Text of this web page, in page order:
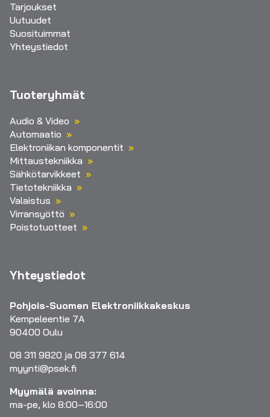
Tarjoukset
Uutuudet
Suosituimmat
Yhteystiedot
Tuoteryhmät
Audio & Video
Automaatio
Elektroniikan komponentit
Mittaustekniikka
Sähkötarvikkeet
Tietotekniikka
Valaistus
Virransyöttö
Poistotuotteet
Yhteystiedot
Pohjois-Suomen Elektroniikkakeskus
Kempeleentie 7A
90400 Oulu
08 311 9820 ja 08 377 614
myynti@psek.fi
Myymälä avoinna:
ma-pe, klo 8:00–16:00